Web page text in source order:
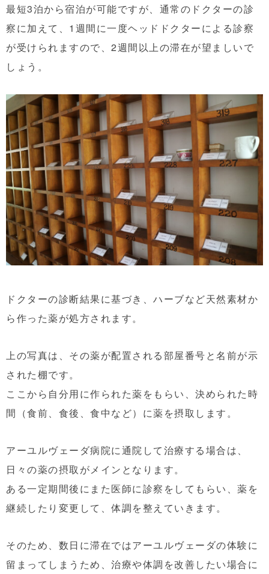
最短3泊から宿泊が可能ですが、通常のドクターの診
察に加えて、1週間に一度ヘッドドクターによる診察
が受けられますので、2週間以上の滞在が望ましいで
しょう。
ドクターの診断結果に基づき、ハーブなど天然素材か
ら作った薬が処方されます。
上の写真は、その薬が配置される部屋番号と名前が示
された棚です。
ここから自分用に作られた薬をもらい、決められた時
間（食前、食後、食中など）に薬を摂取します。
アーユルヴェーダ病院に通院して治療する場合は、
日々の薬の摂取がメインとなります。
ある一定期間後にまた医師に診察をしてもらい、薬を
継続したり変更して、体調を整えていきます。
そのため、数日に滞在ではアーユルヴェーダの体験に
留まってしまうため、治療や体調を改善したい場合に